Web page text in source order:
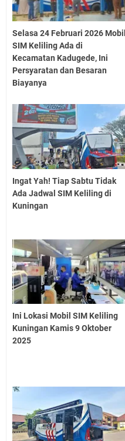
Selasa 24 Februari 2026 Mobil
SIM Keliling Ada di
Kecamatan Kadugede, Ini
Persyaratan dan Besaran
Biayanya
Ingat Yah! Tiap Sabtu Tidak
Ada Jadwal SIM Keliling di
Kuningan
Ini Lokasi Mobil SIM Keliling
Kuningan Kamis 9 Oktober
2025